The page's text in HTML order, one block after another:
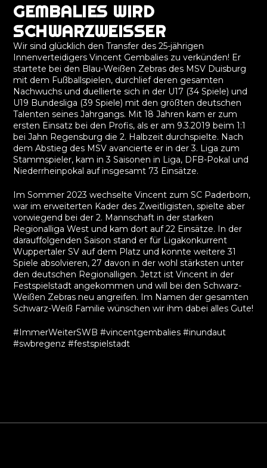
GEMBALIES WIRD
SCHWARZWEISSER
Wir sind glücklich den Transfer des 25-jährigen
Innenverteidigers Vincent Gembalies zu verkünden! Er
startete bei den Blau-Weißen Zebras des MSV Duisburg
mit dem Fußballspielen, durchlief deren gesamten
Nachwuchs und duellierte sich in der U17 (34 Spiele) und
U19 Bundesliga (39 Spiele) mit den größten deutschen
Talenten seines Jahrgangs. Mit 18 Jahren kam er zum
ersten Einsatz bei den Profis, als er am 9.3.2019 beim 1:1
bei Jahn Regensburg die 2. Halbzeit durchspielte. Nach
dem Abstieg des MSV avancierte er in der 3. Liga zum
Stammspieler, kam in 3 Saisonen in Liga, DFB-Pokal und
Niederrheinpokal auf insgesamt 73 Einsätze.
Im Sommer 2023 wechselte Vincent zum SC Paderborn,
war im erweiterten Kader des Zweitligisten, spielte aber
vorwiegend bei der 2. Mannschaft in der starken
Regionalliga West und kam dort auf 22 Einsätze. In der
darauffolgenden Saison stand er für Ligakonkurrent
Wuppertaler SV auf dem Platz und konnte weitere 31
Spiele absolvieren, 27 davon in der wohl stärksten unter
den deutschen Regionalligen. Jetzt ist Vincent in der
Festspielstadt angekommen und will bei den Schwarz-
Weißen Zebras neu angreifen. Im Namen der gesamten
Schwarz-Weiß Familie wünschen wir ihm dabei alles Gute!
#ImmerWeiterSWB #vincentgembalies #inundaut
#swbregenz #festspielstadt